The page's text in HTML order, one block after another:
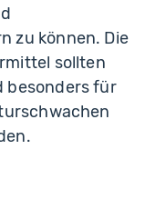
zu können. Die
sollten
besonders für